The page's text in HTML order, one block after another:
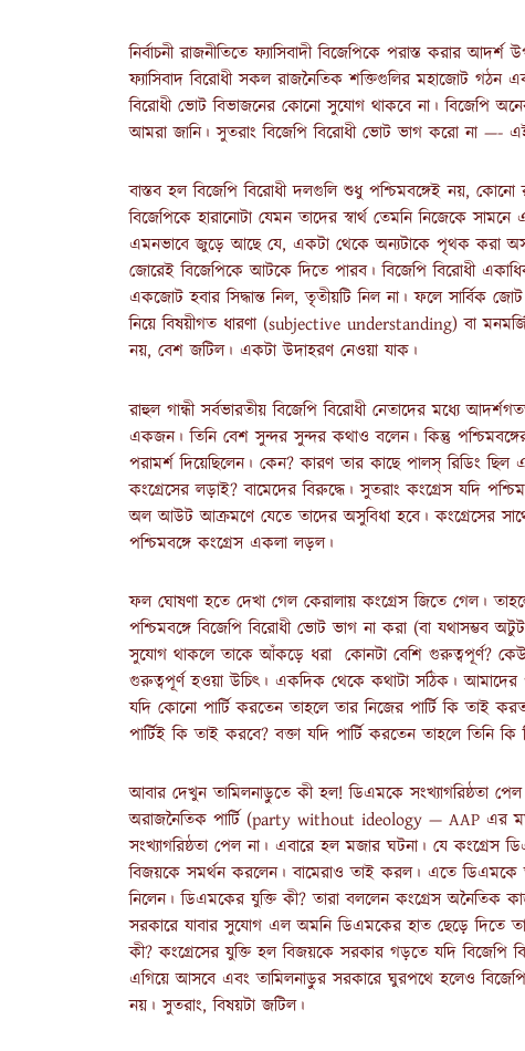
নির্বাচনী রাজনীতিতে ফ্যাসিবাদী বিজেপিকে পরাস্ত করার
ফ্যাসিবাদ বিরোধী সকল রাজনৈতিক শক্তিগুলির মহাজোট গঠন
বিরোধী ভোট বিভাজনের কোনো সুযোগ থাকবে না। বিজেপি
আমরা জানি। সুতরাং বিজেপি বিরোধী ভোট ভাগ করো না —-
বাস্তব হল বিজেপি বিরোধী দলগুলি শুধু পশ্চিমবঙ্গেই নয়,
বিজেপিকে হারানোটা যেমন তাদের স্বার্থ তেমনি নিজেকে
এমনভাবে জুড়ে আছে যে, একটা থেকে অন্যটাকে পৃথক করা
জোরেই বিজেপিকে আটকে দিতে পারব। বিজেপি বিরোধী
একজোট হবার সিদ্ধান্ত নিল, তৃতীয়টি নিল না। ফলে সার্বিক
নিয়ে বিষয়ীগত ধারণা (subjective understanding) বা
নয়, বেশ জটিল। একটা উদাহরণ নেওয়া যাক।
রাহুল গান্ধী সর্বভারতীয় বিজেপি বিরোধী নেতাদের মধ্যে
একজন। তিনি বেশ সুন্দর সুন্দর কথাও বলেন। কিন্তু
পরামর্শ দিয়েছিলেন। কেন? কারণ তার কাছে পালস্ রিডিং ছিল
কংগ্রেসের লড়াই? বামেদের বিরুদ্ধে। সুতরাং কংগ্রেস যদি
অল আউট আক্রমণে যেতে তাদের অসুবিধা হবে। কংগ্রেসের
পশ্চিমবঙ্গে কংগ্রেস একলা লড়ল।
ফল ঘোষণা হতে দেখা গেল কেরালায় কংগ্রেস জিতে গেল।
পশ্চিমবঙ্গে বিজেপি বিরোধী ভোট ভাগ না করা (বা যথাসম্ভব
সুযোগ থাকলে তাকে আঁকড়ে ধরা কোনটা বেশি গুরুত্বপূর্ণ?
গুরুত্বপূর্ণ হওয়া উচিৎ। একদিক থেকে কথাটা সঠিক। আমাদের
যদি কোনো পার্টি করতেন তাহলে তার নিজের পার্টি কি তাই
পার্টিই কি তাই করবে? বক্তা যদি পার্টি করতেন তাহলে তিনি
আবার দেখুন তামিলনাড়ুতে কী হল! ডিএমকে সংখ্যাগরিষ্ঠতা
অরাজনৈতিক পার্টি (party without ideology — AAP এর
সংখ্যাগরিষ্ঠতা পেল না। এবারে হল মজার ঘটনা। যে কংগ্রেস
বিজয়কে সমর্থন করলেন। বামেরাও তাই করল। এতে ডিএমকে
নিলেন। ডিএমকের যুক্তি কী? তারা বললেন কংগ্রেস অনৈতিক
সরকারে যাবার সুযোগ এল অমনি ডিএমকের হাত ছেড়ে দিতে
কী? কংগ্রেসের যুক্তি হল বিজয়কে সরকার গড়তে যদি বিজেপি
এগিয়ে আসবে এবং তামিলনাড়ুর সরকারে ঘুরপথে হলেও
নয়। সুতরাং, বিষয়টা জটিল।